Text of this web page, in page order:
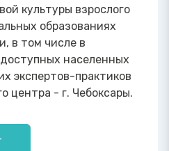
культуры взрослого
образованиях
в том числе в
населенных
экспертов-практиков
центра - г. Чебоксары.